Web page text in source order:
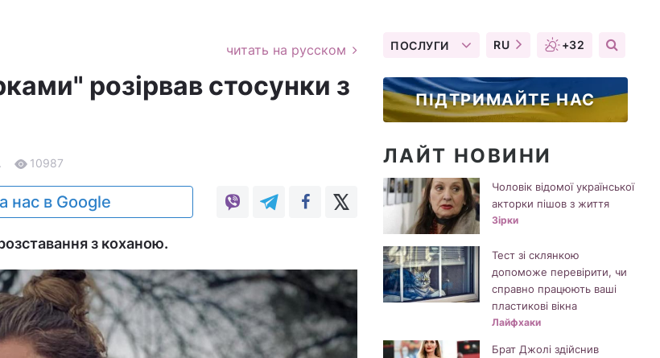
читать на русском
розірвав стосунки з
10987
нас в Google
з коханою.
ПОСЛУГИ RU +32
ПІДТРИМАЙТЕ НАС
ЛАЙТ НОВИНИ
Чоловік відомої української
акторки пішов з життя
Зірки
Тест зі склянкою
допоможе перевірити, чи
справно працюють ваші
пластикові вікна
Лайфхаки
Брат Джолі здійснив